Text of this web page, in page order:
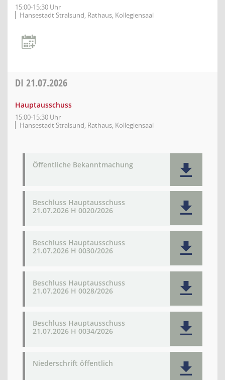
15:00-15:30 Uhr
Hansestadt Stralsund, Rathaus, Kollegiensaal
DI 21.07.2026
Hauptausschuss
15:00-15:30 Uhr
Hansestadt Stralsund, Rathaus, Kollegiensaal
Öffentliche Bekanntmachung
Beschluss Hauptausschuss
21.07.2026 H 0020/2026
Beschluss Hauptausschuss
21.07.2026 H 0030/2026
Beschluss Hauptausschuss
21.07.2026 H 0028/2026
Beschluss Hauptausschuss
21.07.2026 H 0034/2026
Niederschrift öffentlich